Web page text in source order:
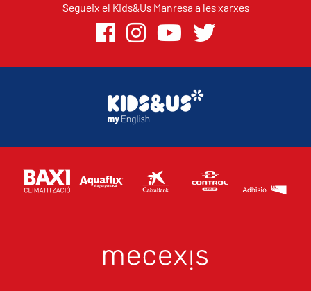
Segueix el Kids&Us Manresa a les xarxes